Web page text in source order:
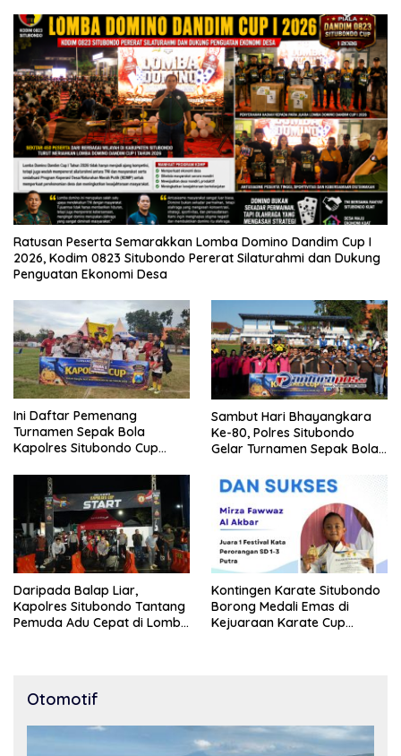
Ratusan Peserta Semarakkan Lomba Domino Dandim Cup I
2026, Kodim 0823 Situbondo Pererat Silaturahmi dan Dukung
Penguatan Ekonomi Desa
Ini Daftar Pemenang
Turnamen Sepak Bola
Kapolres Situbondo Cup
10 Tahun
Sambut Hari Bhayangkara
Ke-80, Polres Situbondo
Gelar Turnamen Sepak Bola
Daripada Balap Liar,
Kapolres Situbondo Tantang
Pemuda Adu Cepat di Lomba
Kontingen Karate Situbondo
Borong Medali Emas di
Kejuaraan Karate Cup
Otomotif